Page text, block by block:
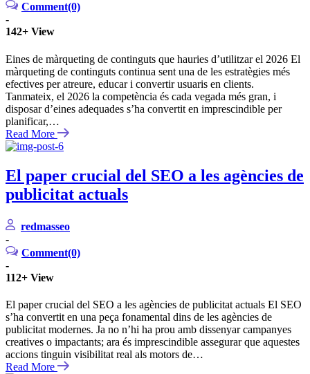
Comment(0)
-
142+ View
Eines de màrqueting de continguts que hauries d’utilitzar el 2026 El
màrqueting de continguts continua sent una de les estratègies més
efectives per atreure, educar i convertir usuaris en clients.
Tanmateix, el 2026 la competència és cada vegada més gran, i
disposar d’eines adequades s’ha convertit en imprescindible per
planificar,…
Read More
El paper crucial del SEO a les agències de
publicitat actuals
redmasseo
-
Comment(0)
-
112+ View
El paper crucial del SEO a les agències de publicitat actuals El SEO
s’ha convertit en una peça fonamental dins de les agències de
publicitat modernes. Ja no n’hi ha prou amb dissenyar campanyes
creatives o impactants; ara és imprescindible assegurar que aquestes
accions tinguin visibilitat real als motors de…
Read More